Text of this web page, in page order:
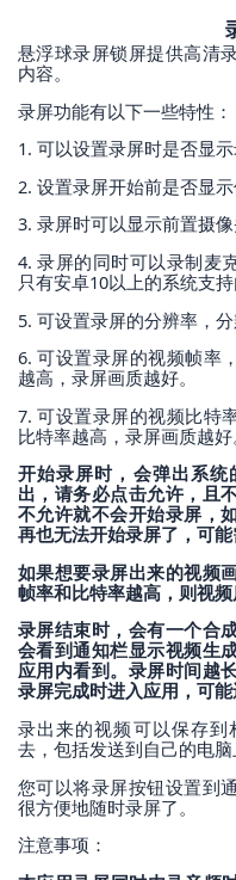
悬浮球录屏锁屏提供高清
内容。
录屏功能有以下一些特性：
1. 可以设置录屏时是否显示
2. 设置录屏开始前是否显示
3. 录屏时可以显示前置摄
4. 录屏的同时可以录制麦
只有安卓10以上的系统支持
5. 可设置录屏的分辨率，
6. 可设置录屏的视频帧率
越高，录屏画质越好。
7. 可设置录屏的视频比特
比特率越高，录屏画质越好
开始录屏时，会弹出系
出，请务必点击允许，且
不允许就不会开始录屏，
再也无法开始录屏了，可
如果想要录屏出来的视频
帧率和比特率越高，则视频
录屏结束时，会有一个合
会看到通知栏显示视频生
应用内看到。录屏时间越
录屏完成时进入应用，可能
录出来的视频可以保存
去，包括发送到自己的电脑
您可以将录屏按钮设置到
很方便地随时录屏了。
注意事项：